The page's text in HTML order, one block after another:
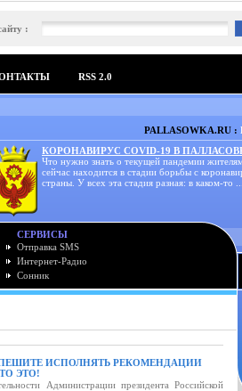
:
RSS 2.0
PALLASOWKA.RU :
КОРОНАВИРУС COVID-19 В
Что нужно знать о текущей пандемии
сейчас находится в стадии борьбы с
страны. У всех эта стадия разная: в каком-то ...
СЕРВИСЫ
Отправка SMS
Интернет-Радио
Сонник
ИСПОЛНЯТЬ РЕКОМЕНДАЦИИ
ЭТО!
Администрации президента Российской